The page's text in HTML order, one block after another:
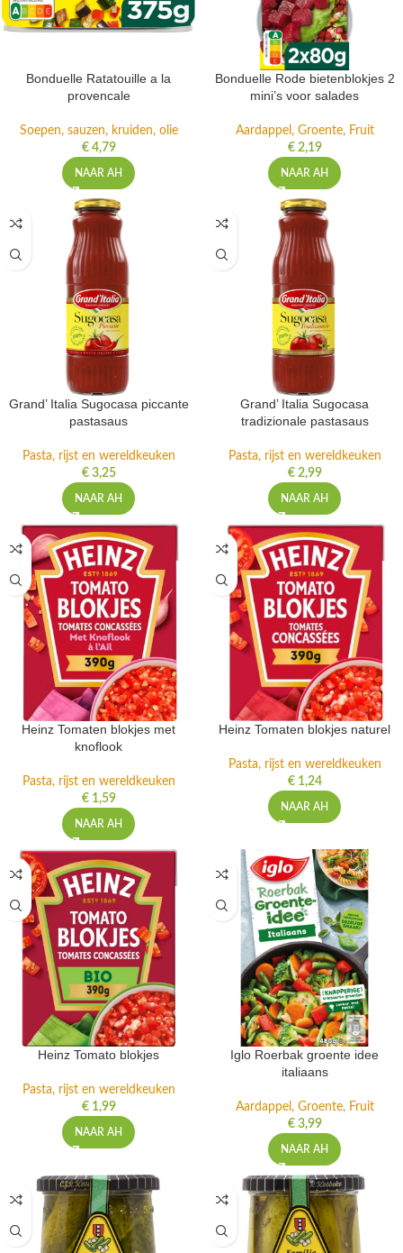
Bonduelle Ratatouille a la
provencale
Soepen, sauzen, kruiden, olie
€4,79
NAAR AH
Bonduelle Rode bietenblokjes 2
mini’s voor salades
Aardappel, Groente, Fruit
€2,19
NAAR AH
Grand’ Italia Sugocasa piccante
pastasaus
Pasta, rijst en wereldkeuken
€3,25
NAAR AH
Grand’ Italia Sugocasa
tradizionale pastasaus
Pasta, rijst en wereldkeuken
€2,99
NAAR AH
Heinz Tomaten blokjes met
knoflook
Pasta, rijst en wereldkeuken
€1,59
NAAR AH
Heinz Tomaten blokjes naturel
Pasta, rijst en wereldkeuken
€1,24
NAAR AH
Heinz Tomato blokjes
Pasta, rijst en wereldkeuken
€1,99
NAAR AH
Iglo Roerbak groente idee
italiaans
Aardappel, Groente, Fruit
€3,99
NAAR AH